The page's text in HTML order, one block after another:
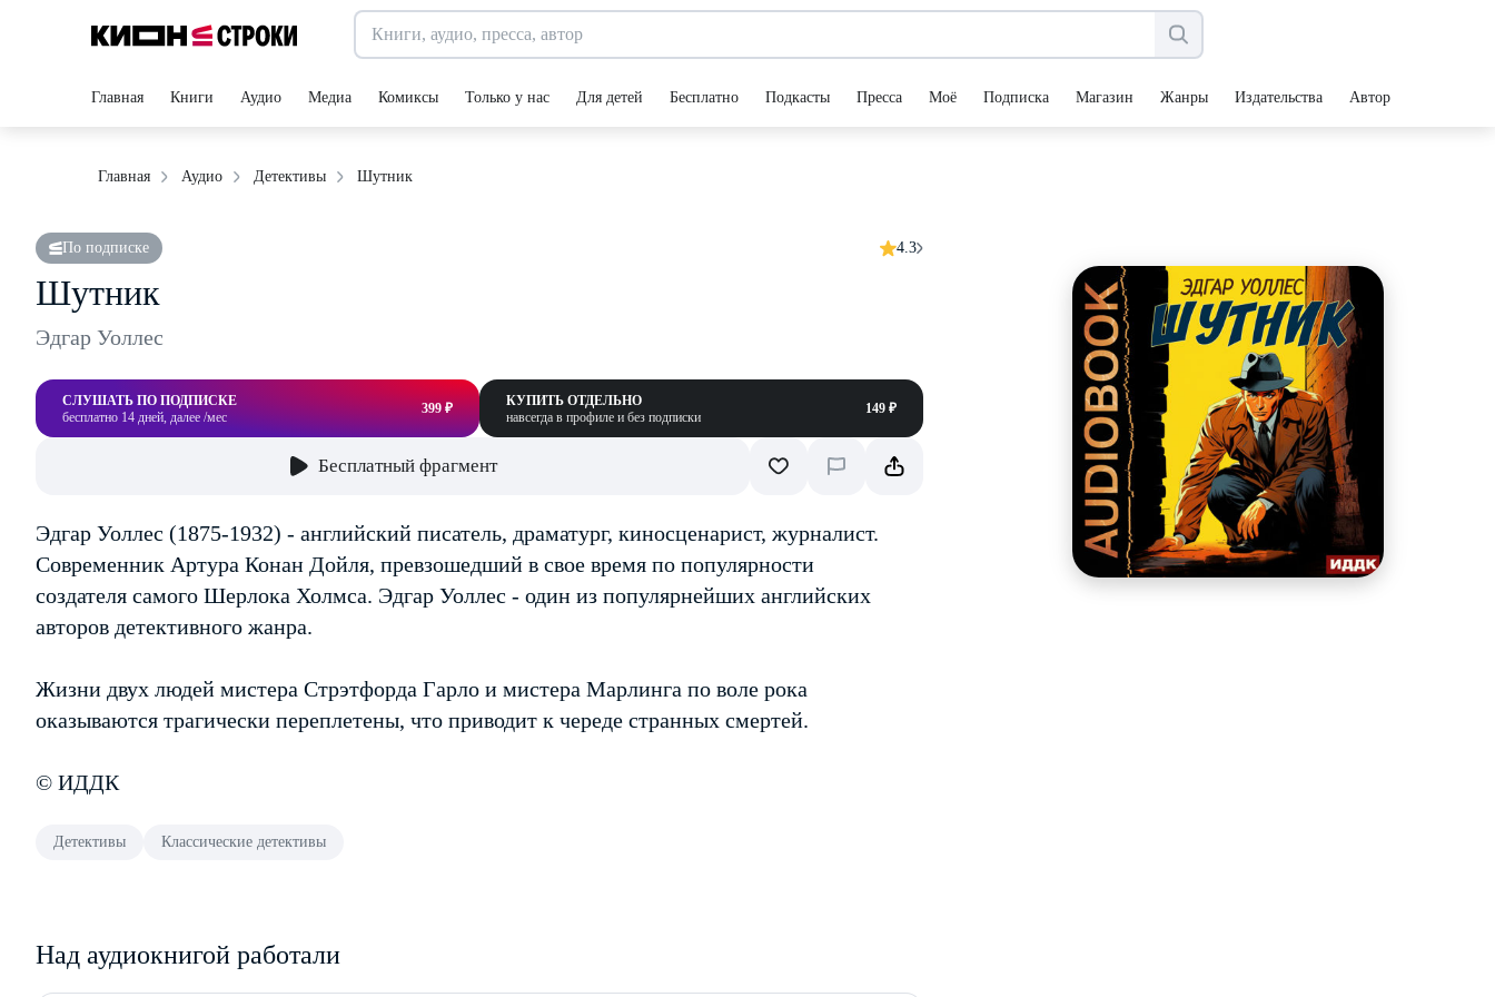
Главная Книги Аудио Медиа Комиксы Только у нас Для детей Бесплатно Подкасты Пресса Моё Подписка Магазин Жанры Издательства Авторы
Главная Аудио Детективы Шутник
По подписке 4.3
Шутник
Эдгар Уоллес
СЛУШАТЬ ПО ПОДПИСКЕ
бесплатно 14 дней, далее /мес
399 ₽
КУПИТЬ ОТДЕЛЬНО
навсегда в профиле и без подписки
149 ₽
Бесплатный фрагмент
Эдгар Уоллес (1875-1932) - английский писатель, драматург, киносценарист, журналист.
Современник Артура Конан Дойля, превзошедший в свое время по популярности
создателя самого Шерлока Холмса. Эдгар Уоллес - один из популярнейших английских
авторов детективного жанра.
Жизни двух людей мистера Стрэтфорда Гарло и мистера Марлинга по воле рока
оказываются трагически переплетены, что приводит к череде странных смертей.
© ИДДК
Детективы Классические детективы
Над аудиокнигой работали